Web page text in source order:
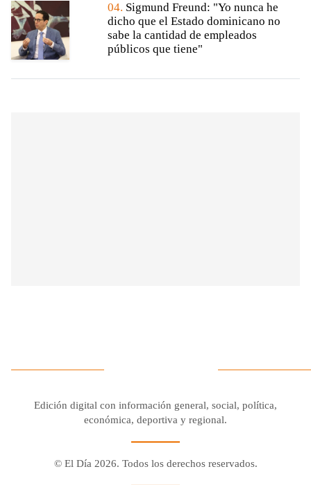
04. Sigmund Freund: "Yo nunca he
dicho que el Estado dominicano no
sabe la cantidad de empleados
públicos que tiene"
Edición digital con información general, social, política,
económica, deportiva y regional.
© El Día 2026. Todos los derechos reservados.